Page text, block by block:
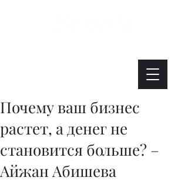
Почему ваш бизнес
растет, а денег не
становится больше? –
Айжан Абишева